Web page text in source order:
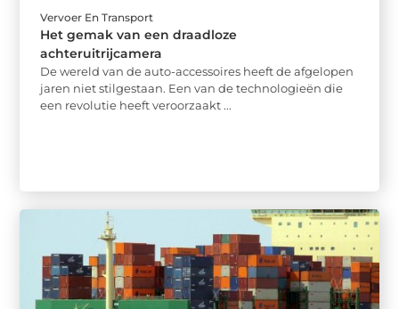
Vervoer En Transport
Het gemak van een draadloze
achteruitrijcamera
De wereld van de auto-accessoires heeft de afgelopen
jaren niet stilgestaan. Een van de technologieën die
een revolutie heeft veroorzaakt ...